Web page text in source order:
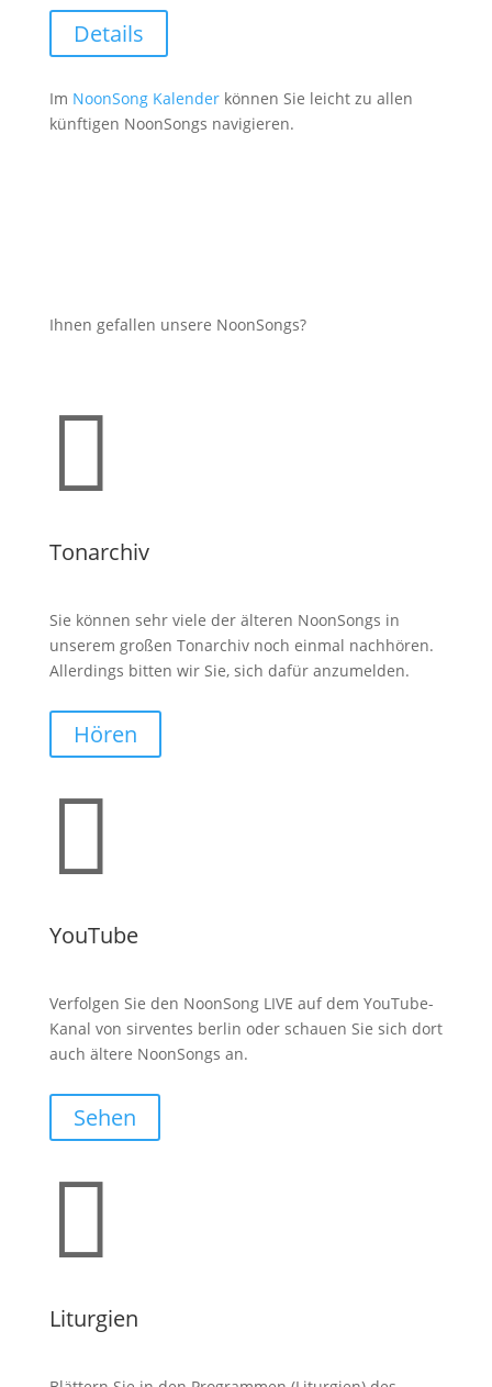
Details
Im NoonSong Kalenderkönnen Sie leicht zu allen
künftigen NoonSongs navigieren.
Ihnen gefallen unsere NoonSongs?

Tonarchiv
Sie können sehr viele der älteren NoonSongs in
unserem großen Tonarchiv noch einmal nachhören.
Allerdings bitten wir Sie, sich dafür anzumelden.
Hören

YouTube
Verfolgen Sie den NoonSong LIVE auf dem YouTube-
Kanal von sirventes berlin oder schauen Sie sich dort
auch ältere NoonSongs an.
Sehen

Liturgien